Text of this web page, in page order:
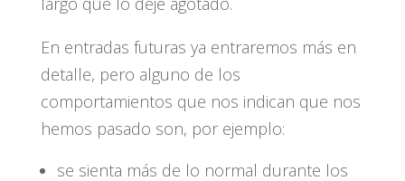
En entradas futuras ya entraremos más en
detalle, pero alguno de los
comportamientos que nos indican que nos
hemos pasado son, por ejemplo:
se sienta más de lo normal durante los